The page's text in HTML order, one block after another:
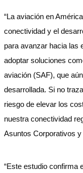
“La aviación en
conectividad y el
para avanzar hacia las
adoptar soluciones
aviación (SAF), que
desarrollada. Si no
riesgo de elevar los
nuestra conectividad
Asuntos Corporativos y
“Este estudio confirma